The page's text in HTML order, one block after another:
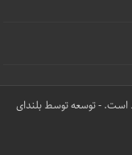
است. - توسعه توسطبلندای